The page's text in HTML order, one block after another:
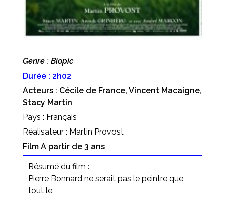
Genre : Biopic
Durée : 2h02
Acteurs : Cécile de France, Vincent Macaigne,
Stacy Martin
Pays : Français
Réalisateur : Martin Provost
Film A partir de 3 ans
Résumé du film :
Pierre Bonnard ne serait pas le peintre que
tout le